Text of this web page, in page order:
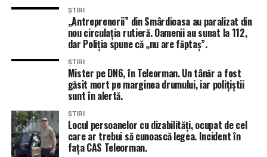
ȘTIRI
„Antreprenorii” din Smârdioasa au paralizat din
nou circulația rutieră. Oamenii au sunat la 112,
dar Poliția spune că „nu are făptaș”.
ȘTIRI
Mister pe DN6, în Teleorman. Un tânăr a fost
găsit mort pe marginea drumului, iar polițiștii
sunt în alertă.
ȘTIRI
Locul persoanelor cu dizabilități, ocupat de cel
care ar trebui să cunoască legea. Incident în
fața CAS Teleorman.